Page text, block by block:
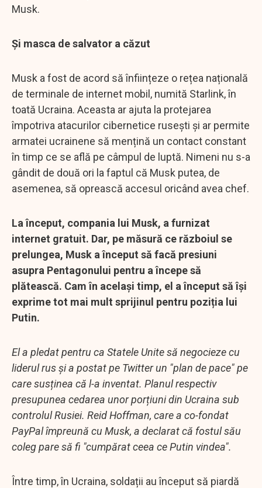
Musk.
Și masca de salvator a căzut
Musk a fost de acord să înființeze o rețea națională
de terminale de internet mobil, numită Starlink, în
toată Ucraina. Aceasta ar ajuta la protejarea
împotriva atacurilor cibernetice rusești și ar permite
armatei ucrainene să mențină un contact constant
în timp ce se află pe câmpul de luptă. Nimeni nu s-a
gândit de două ori la faptul că Musk putea, de
asemenea, să oprească accesul oricând avea chef.
La început, compania lui Musk, a furnizat
internet gratuit. Dar, pe măsură ce războiul se
prelungea, Musk a început să facă presiuni
asupra Pentagonului pentru a începe să
plătească. Cam în același timp, el a început să își
exprime tot mai mult sprijinul pentru poziția lui
Putin.
El a pledat pentru ca Statele Unite să negocieze cu
liderul rus și a postat pe Twitter un "plan de pace" pe
care susținea că l-a inventat. Planul respectiv
presupunea cedarea unor porțiuni din Ucraina sub
controlul Rusiei. Reid Hoffman, care a co-fondat
PayPal împreună cu Musk, a declarat că fostul său
coleg pare să fi "cumpărat ceea ce Putin vindea".
Între timp, în Ucraina, soldații au început să piardă